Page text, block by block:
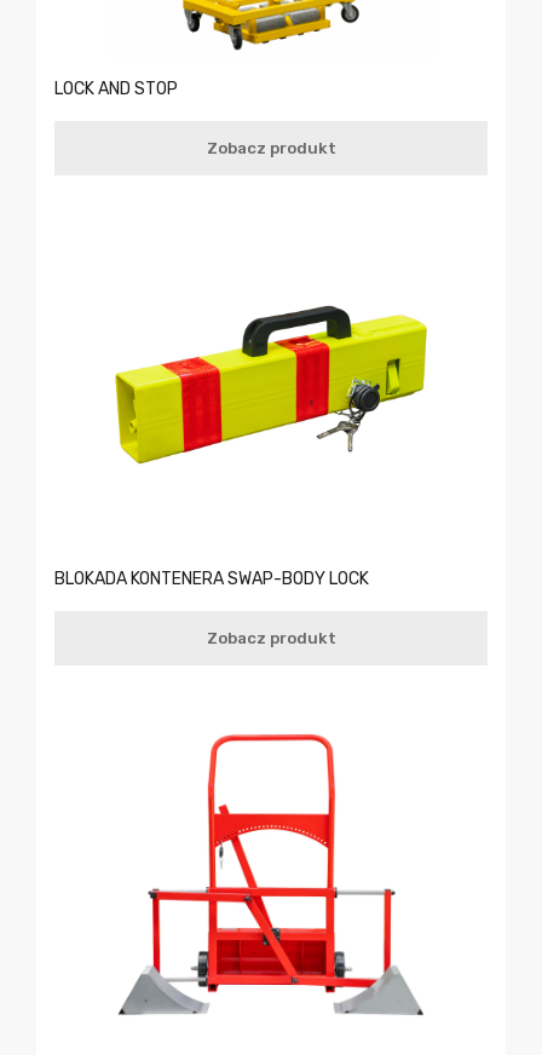
LOCK AND STOP
Zobacz produkt
BLOKADA KONTENERA SWAP-BODY LOCK
Zobacz produkt